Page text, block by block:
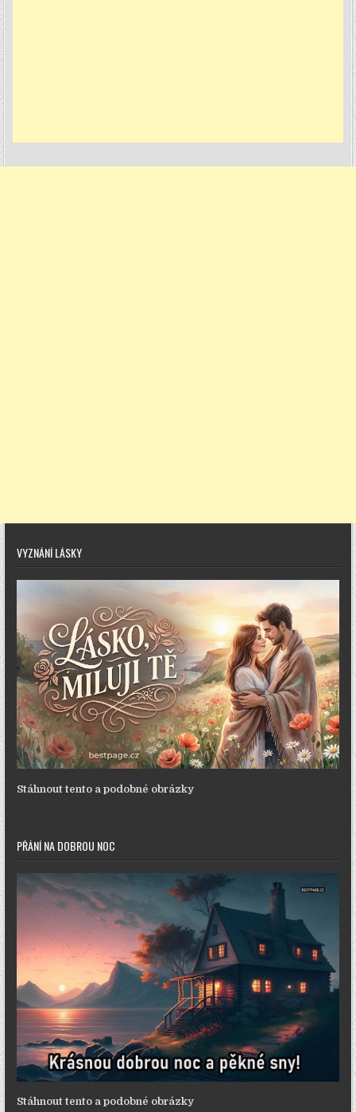
VYZNÁNÍ LÁSKY
Stáhnout tento a podobné obrázky
PŘÁNÍ NA DOBROU NOC
Stáhnout tento a podobné obrázky